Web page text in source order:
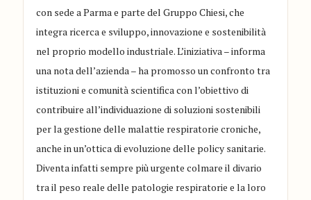
con sede a Parma e parte del Gruppo Chiesi, che
integra ricerca e sviluppo, innovazione e sostenibilità
nel proprio modello industriale. L’iniziativa – informa
una nota dell’azienda – ha promosso un confronto tra
istituzioni e comunità scientifica con l’obiettivo di
contribuire all’individuazione di soluzioni sostenibili
per la gestione delle malattie respiratorie croniche,
anche in un’ottica di evoluzione delle policy sanitarie.
Diventa infatti sempre più urgente colmare il divario
tra il peso reale delle patologie respiratorie e la loro